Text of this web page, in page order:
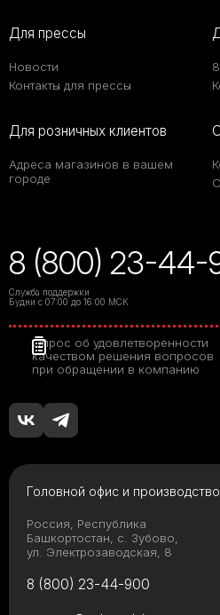
Для прессы
Новости
Контакты для прессы
Для розничных клиентов
Адреса магазинов в вашем
городе
8 (800) 23-44-
Служба поддержки
Будни с 07:00 до 16:00 МСК
Опрос об удовлетворенности
качеством решения вопросов
при обращении в компанию
Головной офис и производство
Россия, Республика
Башкортостан, с. Зубово,
ул. Электрозаводская, 8
8 (800) 23-44-900